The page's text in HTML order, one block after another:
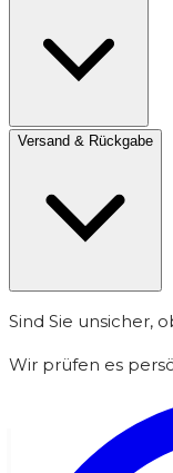
Versand & Rückgabe
Sind Sie unsicher,
Wir prüfen es